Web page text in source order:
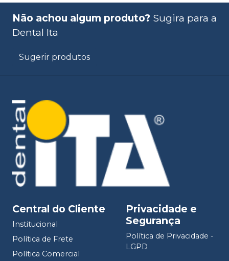
Não achou algum produto? Sugira para a
Dental Ita
Sugerir produtos
Central do Cliente
Institucional
Política de Frete
Política Comercial
Privacidade e
Segurança
Política de Privacidade -
LGPD